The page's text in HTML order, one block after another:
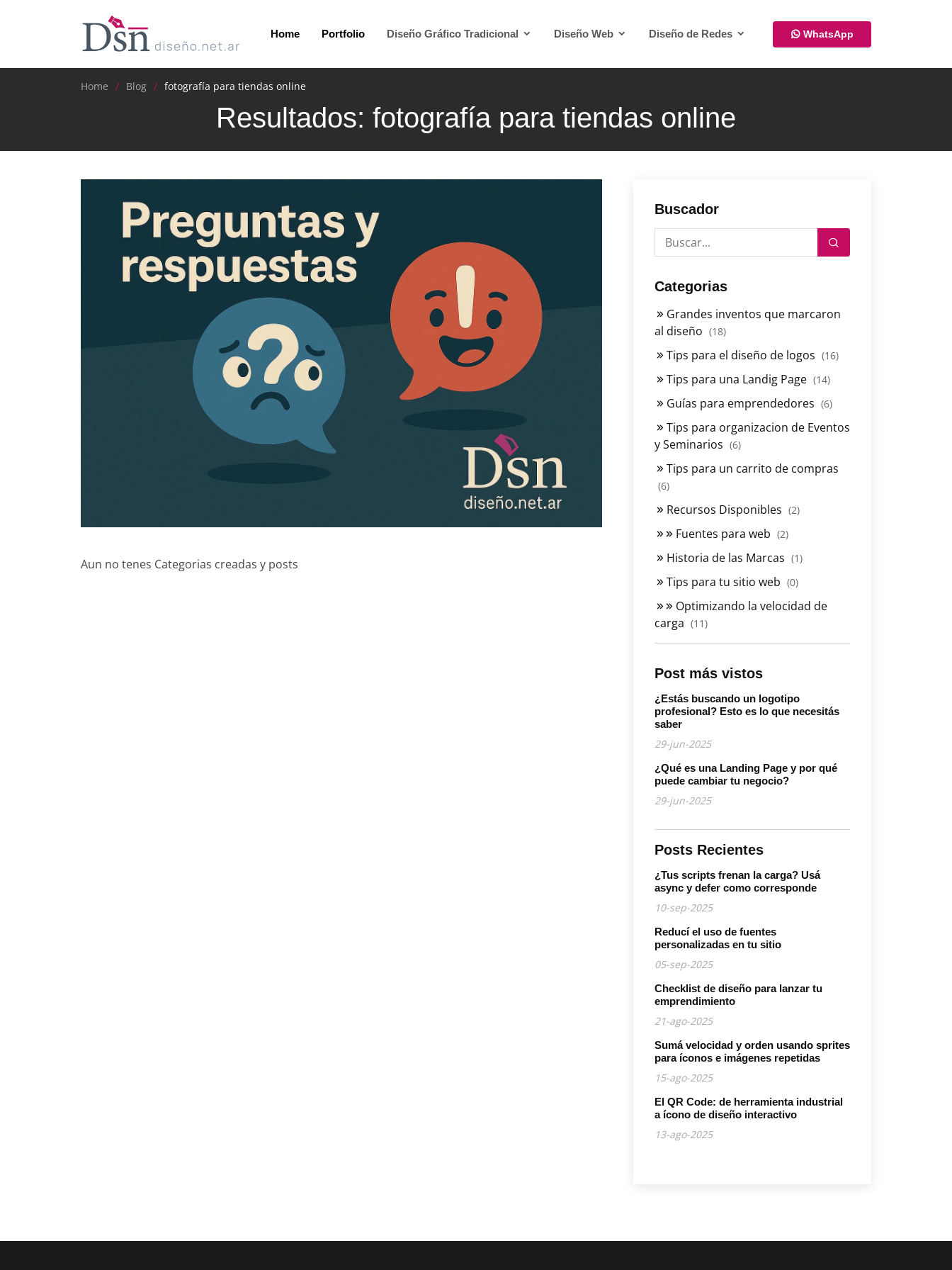
Home Portfolio Diseño Gráfico Tradicional Diseño Web Diseño de Redes WhatsApp
Home Blog fotografía para tiendas online
Resultados: fotografía para tiendas online
Buscador
Categorias
Grandes inventos que marcaron
al diseño (18)
Tips para el diseño de logos (16)
Tips para una Landig Page (14)
Guías para emprendedores (6)
Tips para organizacion de Eventos
y Seminarios (6)
Tips para un carrito de compras
(6)
Recursos Disponibles (2)
Fuentes para web (2)
Historia de las Marcas (1)
Tips para tu sitio web (0)
Optimizando la velocidad de
carga (11)
Post más vistos
¿Estás buscando un logotipo
profesional? Esto es lo que necesitás
saber
29-jun-2025
¿Qué es una Landing Page y por qué
puede cambiar tu negocio?
29-jun-2025
Posts Recientes
¿Tus scripts frenan la carga? Usá
async y defer como corresponde
10-sep-2025
Reducí el uso de fuentes
personalizadas en tu sitio
05-sep-2025
Checklist de diseño para lanzar tu
emprendimiento
21-ago-2025
Sumá velocidad y orden usando sprites
para íconos e imágenes repetidas
15-ago-2025
El QR Code: de herramienta industrial
a ícono de diseño interactivo
13-ago-2025
Aun no tenes Categorias creadas y posts